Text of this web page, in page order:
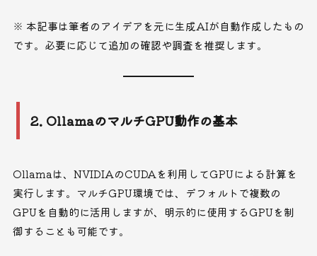
※ 本記事は筆者のアイデアを元に生成AIが自動作成したもの
です。必要に応じて追加の確認や調査を推奨します。
2. OllamaのマルチGPU動作の基本
Ollamaは、NVIDIAのCUDAを利用してGPUによる計算を
実行します。マルチGPU環境では、デフォルトで複数の
GPUを自動的に活用しますが、明示的に使用するGPUを制
御することも可能です。